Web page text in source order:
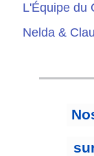
L'Équipe du
Nelda &